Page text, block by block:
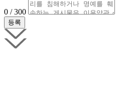
0 / 300